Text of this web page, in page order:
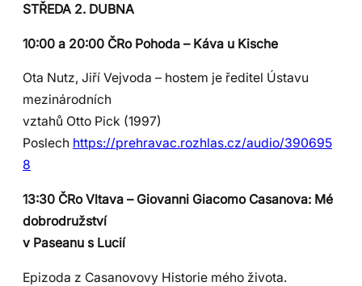
STŘEDA 2. DUBNA
10:00 a 20:00 ČRo Pohoda – Káva u Kische
Ota Nutz, Jiří Vejvoda – hostem je ředitel Ústavu
mezinárodních
vztahů Otto Pick (1997)
Poslech https://prehravac.rozhlas.cz/audio/390695
8
13:30 ČRo Vltava – Giovanni Giacomo Casanova: Mé
dobrodružství
v Paseanu s Lucií
Epizoda z Casanovovy Historie mého života.